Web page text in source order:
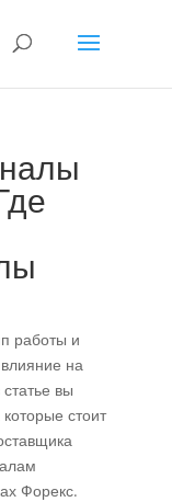
работы и
на
вы
стоит
Форекс.